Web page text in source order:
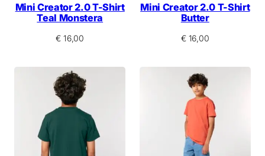
Mini Creator 2.0 T-Shirt
Teal Monstera
€ 16,00
Mini Creator 2.0 T-Shirt
Butter
€16,00